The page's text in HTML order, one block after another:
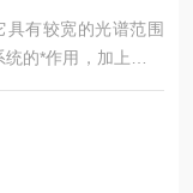
有较宽的光谱范围
的*作用，加上优良
用大屏幕液晶显示，